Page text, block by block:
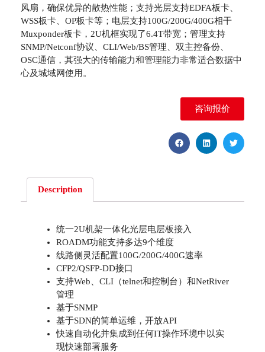
风扇，确保优异的散热性能；支持光层支持EDFA板卡、
WSS板卡、OP板卡等；电层支持100G/200G/400G相干
Muxponder板卡，2U机框实现了6.4T带宽；管理支持
SNMP/Netconf协议、CLI/Web/BS管理、双主控备份、
OSC通信，其强大的传输能力和管理能力非常适合数据中
心及城域网使用。
咨询报价
Description
统一2U机架一体化光层电层板接入
ROADM功能支持多达9个维度
线路侧灵活配置100G/200G/400G速率
CFP2/QSFP-DD接口
支持Web、CLI（telnet和控制台）和NetRiver
管理
基于SNMP
基于SDN的简单运维，开放API
快速自动化并集成到任何IT操作环境中以实
现快速部署服务